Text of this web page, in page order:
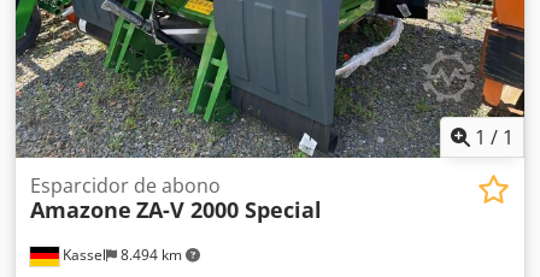
1 / 1
Kassel 8.494 km
Esparcidor de abono
Amazone ZA-V 2000 Special